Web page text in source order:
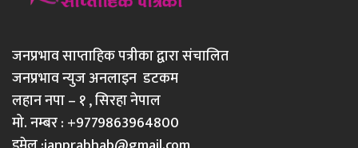
जनप्रभाव साप्ताहिक पत्रीका द्वारा संचालित
जनप्रभाव न्युज अनलाइन डटकम
लहान नपा – १ , सिरहा नेपाल
मो. नम्बर : +9779863964800